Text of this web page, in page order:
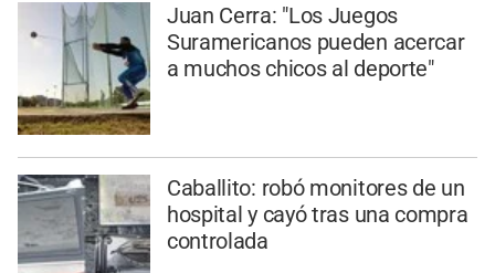
Juan Cerra: "Los Juegos
Suramericanos pueden acercar
a muchos chicos al deporte"
Caballito: robó monitores de un
hospital y cayó tras una compra
controlada